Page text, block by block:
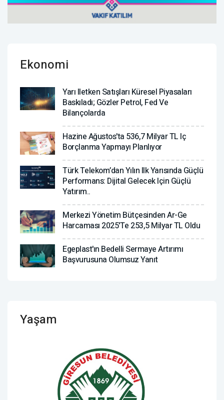
Ekonomi
Yarı Iletken Satışları Küresel Piyasaları
Baskıladı; Gözler Petrol, Fed Ve
Bilançolarda
Hazine Ağustos'ta 536,7 Milyar TL Iç
Borçlanma Yapmayı Planlıyor
Türk Telekom’dan Yılın Ilk Yarısında Güçlü
Performans: Dijital Gelecek Için Güçlü
Yatırım..
Merkezi Yönetim Bütçesinden Ar-Ge
Harcaması 2025'te 253,5 Milyar TL Oldu
Egeplast'ın Bedelli Sermaye Artırımı
Başvurusuna Olumsuz Yanıt
Yaşam